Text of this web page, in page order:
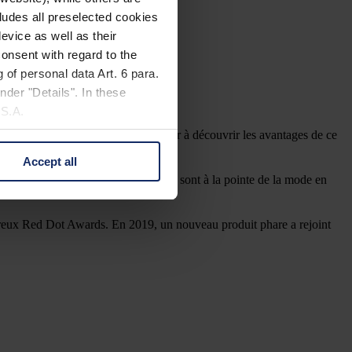
all preselected cookies
as well as their
with regard to the
personal data Art. 6 para.
"Details". In these
your mind by clicking
Accept all
a en effet été le premier à découvrir les avantages de ce
que nos experts en montures sont à la pointe de la mode en
Red Dot Awards. En 2019, un nouveau produit phare a rejoint